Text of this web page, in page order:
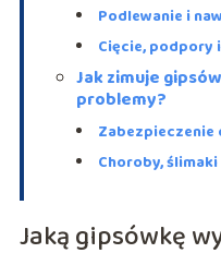
Podlewanie i
Cięcie, podpory
Jak zimuje
problemy?
Zabezpieczenie
Choroby,
Jaką gipsówkę